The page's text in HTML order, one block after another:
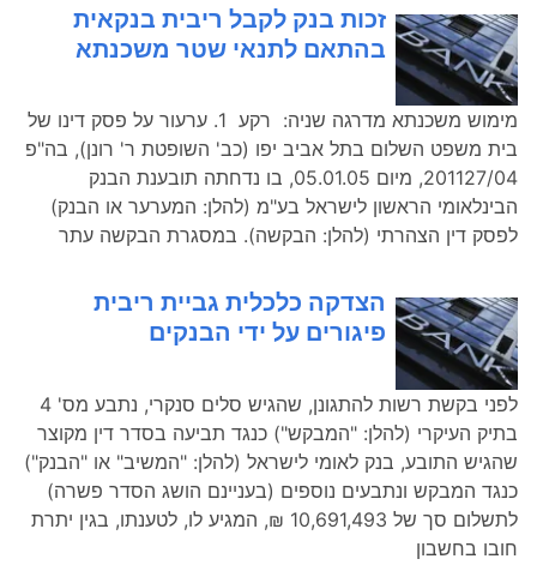
זכות בנק לקבל ריבית בנקאית
בהתאם לתנאי שטר משכנתא
מימוש משכנתא מדרגה שניה: רקע 1. ערעור על פסק דינו של
בית משפט השלום בתל אביב יפו (כב' השופטת ר' רונן), בה"פ
201127/04, מיום 05.01.05, בו נדחתה תובענת הבנק
הבינלאומי הראשון לישראל בע"מ (להלן: המערער או הבנק)
לפסק דין הצהרתי (להלן: הבקשה). במסגרת הבקשה עתר
הצדקה כלכלית גביית ריבית
פיגורים על ידי הבנקים
לפני בקשת רשות להתגונן, שהגיש סלים סנקרי, נתבע מס' 4
בתיק העיקרי (להלן: "המבקש") כנגד תביעה בסדר דין מקוצר
שהגיש התובע, בנק לאומי לישראל (להלן: "המשיב" או "הבנק")
כנגד המבקש ונתבעים נוספים (בעניינם הושג הסדר פשרה)
לתשלום סך של 10,691,493 ₪, המגיע לו, לטענתו, בגין יתרת
חובו בחשבון